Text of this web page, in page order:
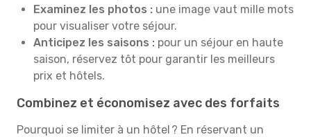
Examinez les photos : une image vaut mille mots
pour visualiser votre séjour.
Anticipez les saisons : pour un séjour en haute
saison, réservez tôt pour garantir les meilleurs
prix et hôtels.
Combinez et économisez avec des forfaits
Pourquoi se limiter à un hôtel ? En réservant un